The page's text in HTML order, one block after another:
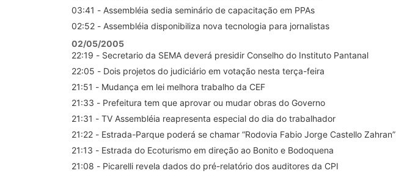
03:41 - Assembléia sedia seminário de capacitação em PPAs
02:52 - Assembléia disponibiliza nova tecnologia para jornalistas
02/05/2005
22:19 - Secretario da SEMA deverá presidir Conselho do Instituto Pantanal
22:05 - Dois projetos do judiciário em votação nesta terça-feira
21:51 - Mudança em lei melhora trabalho da CEF
21:33 - Prefeitura tem que aprovar ou mudar obras do Governo
21:31 - TV Assembléia reapresenta especial do dia do trabalhador
21:22 - Estrada-Parque poderá se chamar “Rodovia Fabio Jorge Castello Zahran”
21:13 - Estrada do Ecoturismo em direção ao Bonito e Bodoquena
21:08 - Picarelli revela dados do pré-relatório dos auditores da CPI